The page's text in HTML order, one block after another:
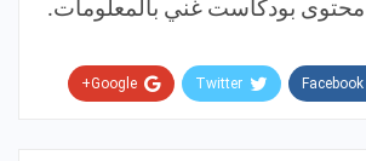
محتوى بودكاست غني بالمعلومات.
Facebook
Twitter
Google+